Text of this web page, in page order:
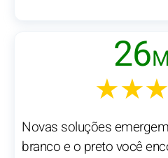
26
Novas soluções
branco e o preto você